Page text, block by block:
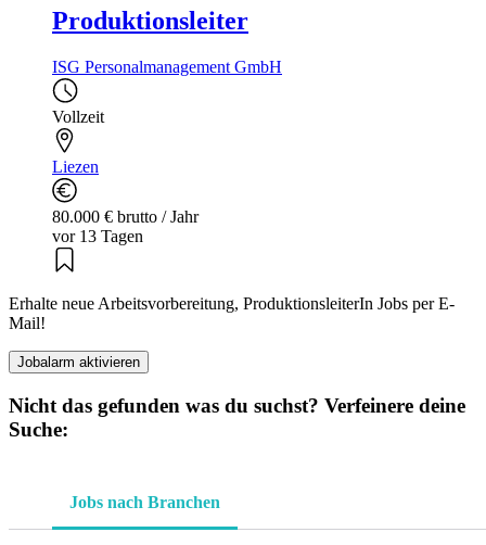
Produktionsleiter
ISG Personalmanagement GmbH
Vollzeit
Liezen
80.000 € brutto / Jahr
vor 13 Tagen
Erhalte neue Arbeitsvorbereitung, ProduktionsleiterIn Jobs per E-
Mail!
Jobalarm aktivieren
Nicht das gefunden was du suchst? Verfeinere deine
Suche:
Jobs nach Branchen